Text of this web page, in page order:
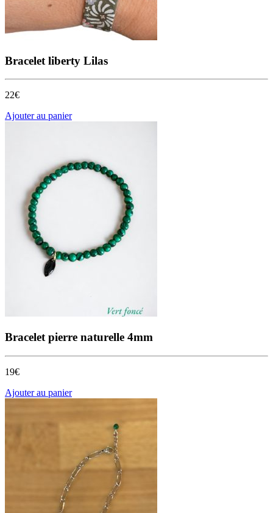
Bracelet liberty Lilas
22€
Ajouter au panier
Bracelet pierre naturelle 4mm
19€
Ajouter au panier